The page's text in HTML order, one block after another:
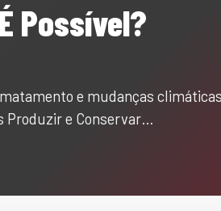
Possível?
e mudanças
Produzir e Conservar…